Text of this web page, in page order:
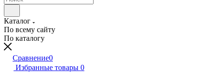
Каталог
По всему сайту
По каталогу
Сравнение0
Избранные товары 0